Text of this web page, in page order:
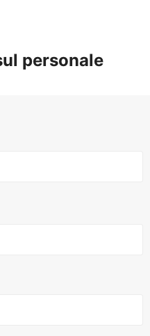
personale